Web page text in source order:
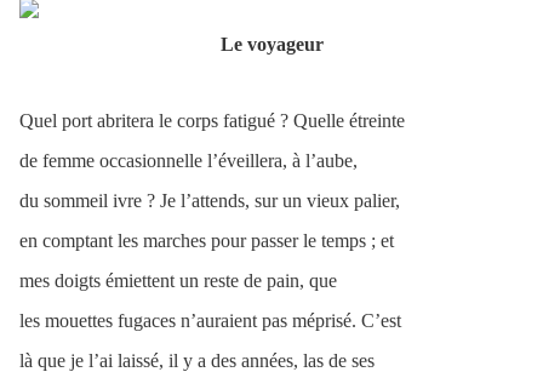
Le voyageur
Quel port abritera le corps fatigué ? Quelle étreinte
de femme occasionnelle l’éveillera, à l’aube,
du sommeil ivre ? Je l’attends, sur un vieux palier,
en comptant les marches pour passer le temps ; et
mes doigts émiettent un reste de pain, que
les mouettes fugaces n’auraient pas méprisé. C’est
là que je l’ai laissé, il y a des années, las de ses